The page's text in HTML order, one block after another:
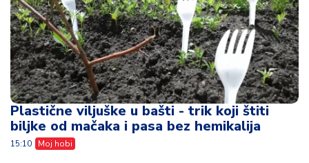
Plastične viljuške u bašti - trik koji štiti
biljke od mačaka i pasa bez hemikalija
15:10 Moj hobi